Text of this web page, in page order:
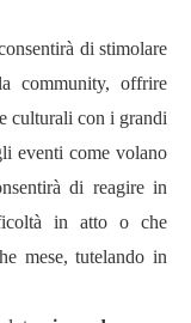
di stimolare
community, offrire
culturali con i grandi
eventi come volano
di reagire in
in atto o che
mese, tutelando in